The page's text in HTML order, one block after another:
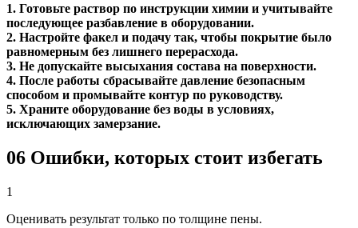
1. Готовьте раствор по инструкции химии и учитывайте
последующее разбавление в оборудовании.
2. Настройте факел и подачу так, чтобы покрытие было
равномерным без лишнего перерасхода.
3. Не допускайте высыхания состава на поверхности.
4. После работы сбрасывайте давление безопасным
способом и промывайте контур по руководству.
5. Храните оборудование без воды в условиях,
исключающих замерзание.
06 Ошибки, которых стоит избегать
1
Оценивать результат только по толщине пены.